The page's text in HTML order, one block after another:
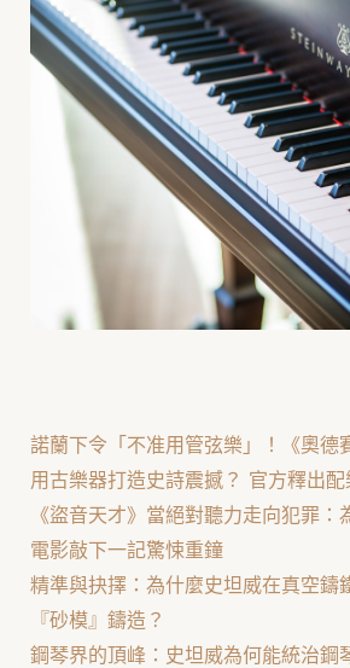
諾蘭下令「不准用管弦樂」！《奧德
用古樂器打造史詩震撼？ 官方釋出配
《盜音天才》當絕對聽力走向犯罪：
電影敲下一記驚悚重鐘
精準與抉擇：為什麼史坦威在真空鑄
『砂模』鑄造？
鋼琴界的頂峰：史坦威為何能統治鋼